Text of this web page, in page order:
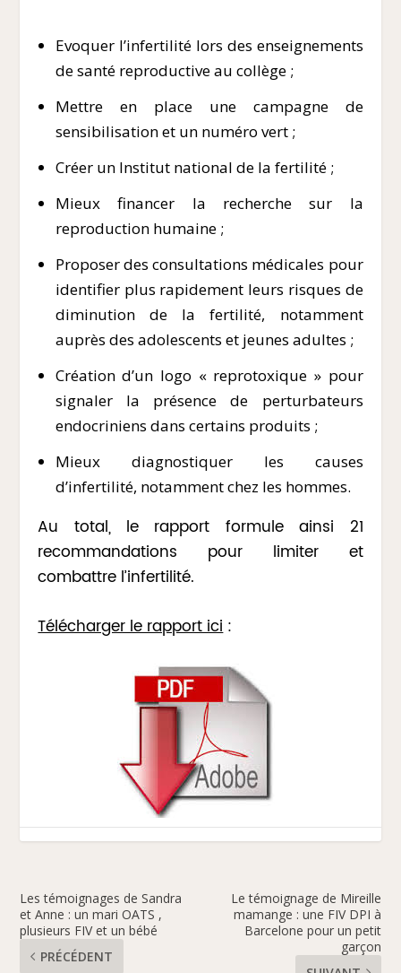
Evoquer l’infertilité lors des enseignements
de santé reproductive au collège ;
Mettre en place une campagne de
sensibilisation et un numéro vert ;
Créer un Institut national de la fertilité ;
Mieux financer la recherche sur la
reproduction humaine ;
Proposer des consultations médicales pour
identifier plus rapidement leurs risques de
diminution de la fertilité, notamment
auprès des adolescents et jeunes adultes ;
Création d’un logo « reprotoxique » pour
signaler la présence de perturbateurs
endocriniens dans certains produits ;
Mieux diagnostiquer les causes
d’infertilité, notamment chez les hommes.
Au total, le rapport formule ainsi 21
recommandations pour limiter et
combattre l’infertilité.
Télécharger le rapport ici:
Les témoignages de Sandra
et Anne : un mari OATS ,
plusieurs FIV et un bébé
PRÉCÉDENT
Le témoignage de Mireille
mamange : une FIV DPI à
Barcelone pour un petit
garçon